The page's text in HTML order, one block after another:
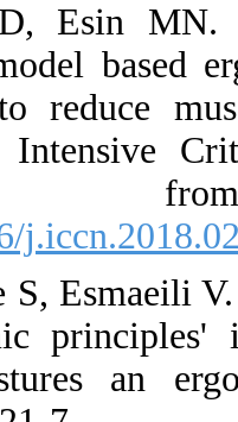
16. Sezgin
PROCEED
programme
ICU nurses.
[DOI:10.1016/
17. Yaghobee
the
students'